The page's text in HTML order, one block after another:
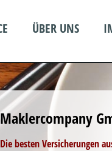
ÜBER UNS
Maklercompany
Die besten Versicherungen